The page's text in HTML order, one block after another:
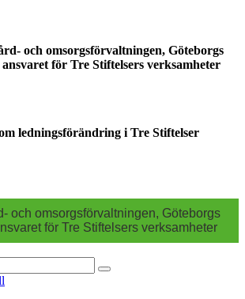
och omsorgsförvaltningen, Göteborgs
för Tre Stiftelsers verksamheter
ledningsförändring i Tre Stiftelser
och omsorgsförvaltningen, Göteborgs
för Tre Stiftelsers verksamheter